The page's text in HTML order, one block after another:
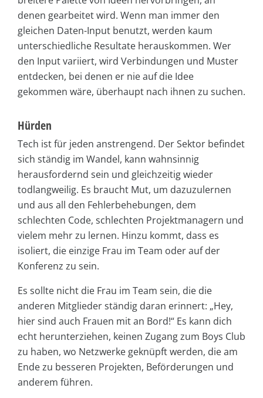
denen gearbeitet wird. Wenn man immer den
gleichen Daten-Input benutzt, werden kaum
unterschiedliche Resultate herauskommen. Wer
den Input variiert, wird Verbindungen und Muster
entdecken, bei denen er nie auf die Idee
gekommen wäre, überhaupt nach ihnen zu suchen.
Hürden
Tech ist für jeden anstrengend. Der Sektor befindet
sich ständig im Wandel, kann wahnsinnig
herausfordernd sein und gleichzeitig wieder
todlangweilig. Es braucht Mut, um dazuzulernen
und aus all den Fehlerbehebungen, dem
schlechten Code, schlechten Projektmanagern und
vielem mehr zu lernen. Hinzu kommt, dass es
isoliert, die einzige Frau im Team oder auf der
Konferenz zu sein.
Es sollte nicht die Frau im Team sein, die die
anderen Mitglieder ständig daran erinnert: „Hey,
hier sind auch Frauen mit an Bord!“ Es kann dich
echt herunterziehen, keinen Zugang zum Boys Club
zu haben, wo Netzwerke geknüpft werden, die am
Ende zu besseren Projekten, Beförderungen und
anderem führen.